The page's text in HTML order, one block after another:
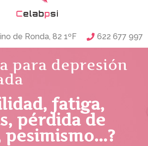
de Ronda, 82 1ºF 622 677 997
para depresión
fatiga,
pérdida de